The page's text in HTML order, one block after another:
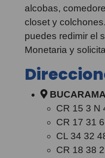
alcobas,
closet y
puedes redimir el
Monetaria y
CR 15 3 N
CR 17 31
CL 34 32
CR 18 38